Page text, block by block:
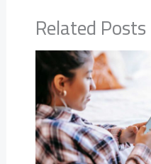
Related Posts